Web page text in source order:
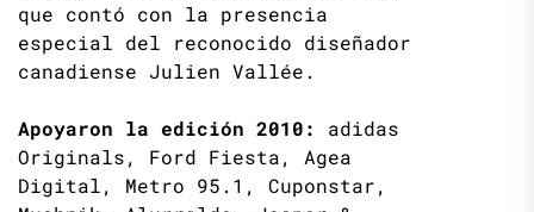
que contó con la presencia
especial del reconocido diseñador
canadiense Julien Vallée.
Apoyaron la edición 2010:
adidas
Originals, Ford Fiesta, Agea
Digital, Metro 95.1, Cuponstar,